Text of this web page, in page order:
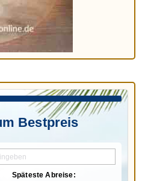
Bestpreis
Späteste Abreise: